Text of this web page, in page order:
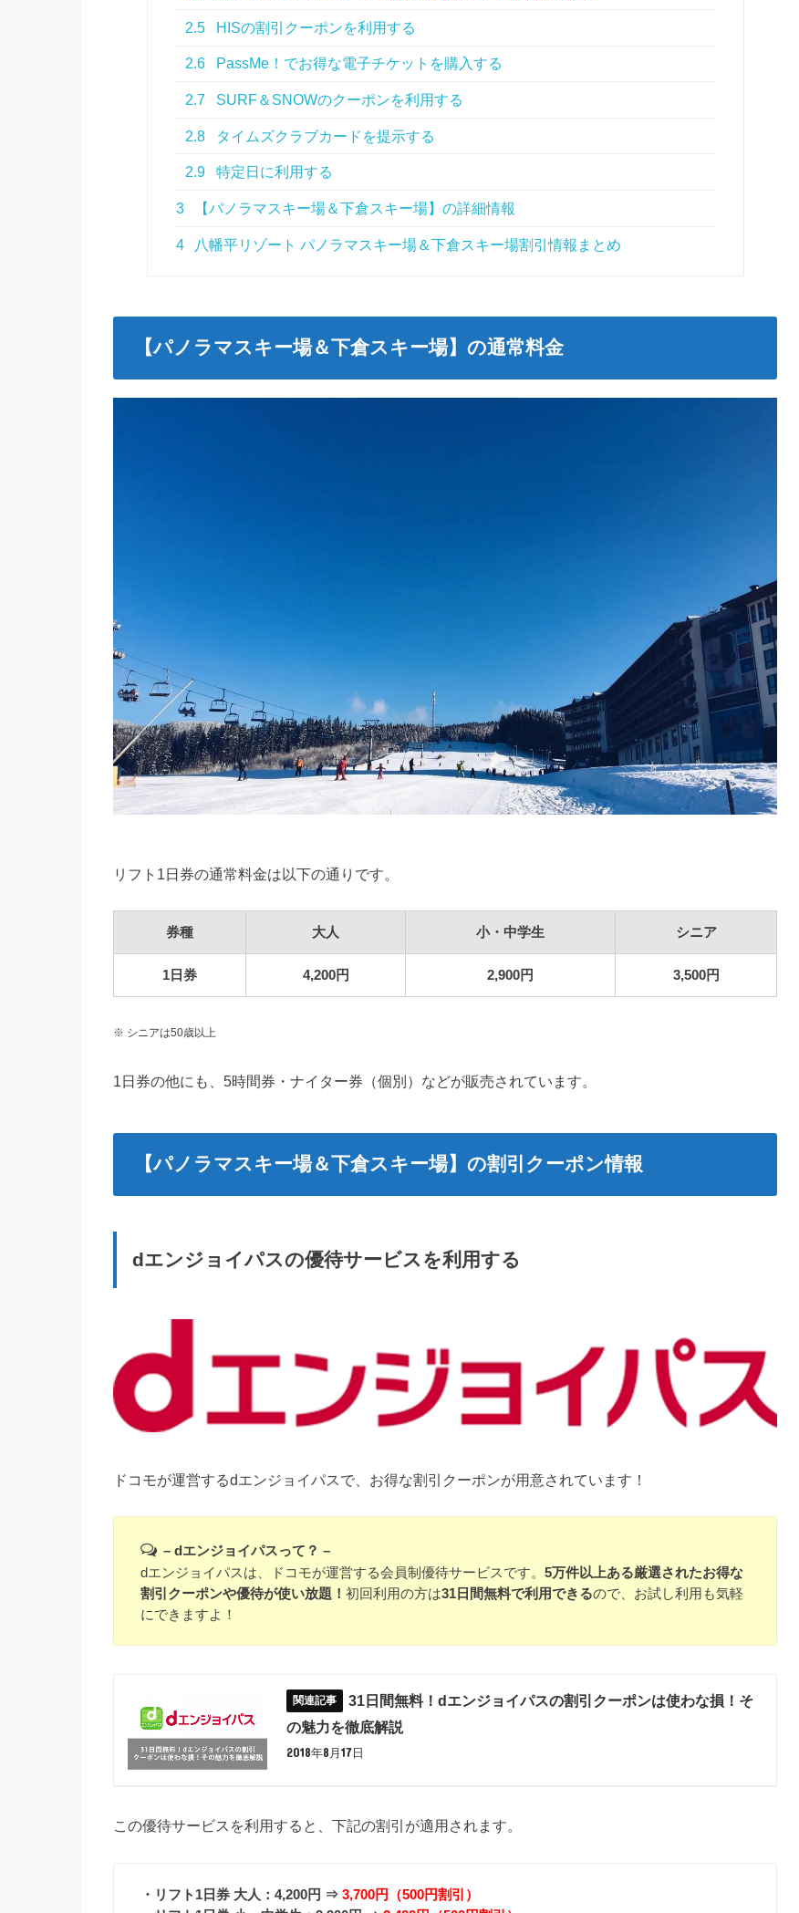
2.5 HISの割引クーポンを利用する
2.6 PassMe！でお得な電子チケットを購入する
2.7 SURF＆SNOWのクーポンを利用する
2.8 タイムズクラブカードを提示する
2.9 特定日に利用する
3 【パノラマスキー場＆下倉スキー場】の詳細情報
4 八幡平リゾート パノラマスキー場＆下倉スキー場割引情報まとめ
【パノラマスキー場＆下倉スキー場】の通常料金
リフト1日券の通常料金は以下の通りです。
券種 大人 小・中学生 シニア
1日券 4,200円 2,900円 3,500円
※ シニアは50歳以上
1日券の他にも、5時間券・ナイター券（個別）などが販売されています。
【パノラマスキー場＆下倉スキー場】の割引クーポン情報
dエンジョイパスの優待サービスを利用する
ドコモが運営するdエンジョイパスで、お得な割引クーポンが用意されています！
– dエンジョイパスって？ –
dエンジョイパスは、ドコモが運営する会員制優待サービスです。5万件以上ある厳選されたお得な
割引クーポンや優待が使い放題！初回利用の方は31日間無料で利用できるので、お試し利用も気軽
にできますよ！
31日間無料！dエンジョイパスの割引クーポンは使わな損！そ
の魅力を徹底解説
2018年8月17日
この優待サービスを利用すると、下記の割引が適用されます。
・リフト1日券 大人：4,200円 ⇒3,700円（500円割引）